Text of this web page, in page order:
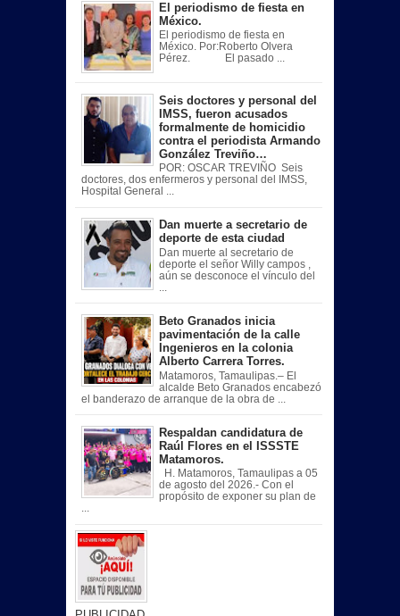
El periodismo de fiesta en
México.
El periodismo de fiesta en
México. Por:Roberto Olvera
Pérez. El pasado ...
Seis doctores y personal del
IMSS, fueron acusados
formalmente de homicidio
contra el periodista Armando
González Treviño…
POR: OSCAR TREVIÑO Seis
doctores, dos enfermeros y personal del IMSS,
Hospital General ...
Dan muerte a secretario de
deporte de esta ciudad
Dan muerte al secretario de
deporte el señor Willy campos ,
aún se desconoce el vínculo del
Beto Granados inicia
pavimentación de la calle
Ingenieros en la colonia
Alberto Carrera Torres.
Matamoros, Tamaulipas.– El
alcalde Beto Granados encabezó
el banderazo de arranque de la obra de ...
Respaldan candidatura de
Raúl Flores en el ISSSTE
Matamoros.
H. Matamoros, Tamaulipas a 05
de agosto del 2026.- Con el
propósito de exponer su plan de